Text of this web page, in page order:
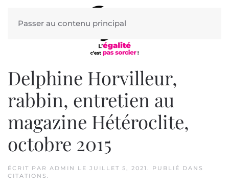
Passer au contenu principal
Delphine Horvilleur,
rabbin, entretien au
magazine Hétéroclite,
octobre 2015
ÉCRIT PAR ADMIN LE JUILLET 5, 2021 . PUBLIÉ DANS
CITATIONS .